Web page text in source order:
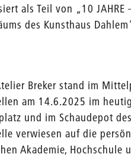
als Teil von „10
des Kunsthaus
Breker stand im
am 14.6.2025 im
und im Schaudepot
verwiesen auf die
Akademie, Hochschule